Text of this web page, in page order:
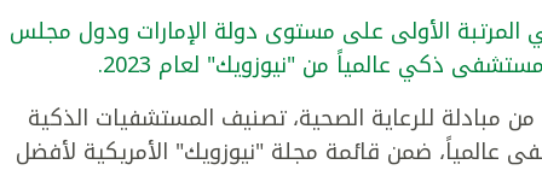
الأولى على مستوى دولة الإمارات ودول مجلس
مبادلة للرعاية الصحية، تصنيف المستشفيات الذكية
وحل بين أفضل 100 مستشفى عالمياً، ضمن قائمة مجلة "نيوزويك" الأمريكية لأفضل